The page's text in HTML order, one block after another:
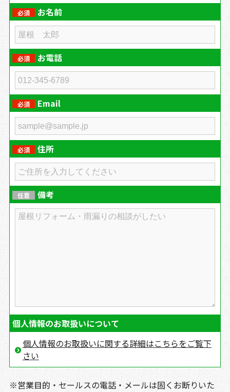
必須 お名前
必須 お電話
必須 Email
必須 住所
任意 備考
個人情報のお取扱いについて
個人情報のお取扱いに関する詳細はこちらをご覧下
さい
※営業目的・セールスの電話・メールは固くお断りいた